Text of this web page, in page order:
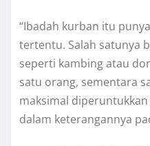
“Ibadah kurban itu
tertentu. Salah satunya
seperti kambing atau
satu orang, sementara
maksimal
dalam keterangannya